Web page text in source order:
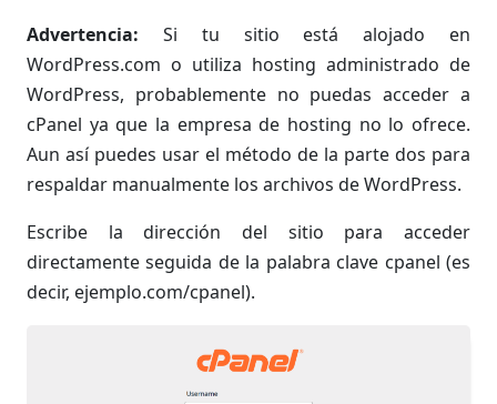
Advertencia: Si tu sitio está alojado en
WordPress.com o utiliza hosting administrado de
WordPress, probablemente no puedas acceder a
cPanel ya que la empresa de hosting no lo ofrece.
Aun así puedes usar el método de la parte dos para
respaldar manualmente los archivos de WordPress.
Escribe la dirección del sitio para acceder
directamente seguida de la palabra clave cpanel (es
decir, ejemplo.com/cpanel).